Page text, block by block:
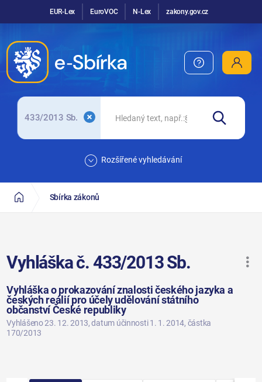
EUR-Lex EuroVOC N-Lex zakony.gov.cz
433/2013 Sb.
Rozšířené vyhledávání
Sbírka zákonů
Vyhláška č. 433/2013 Sb.
Vyhláška o prokazování znalosti českého jazyka a
českých reálií pro účely udělování státního
občanství České republiky
Vyhlášeno 23. 12. 2013, datum účinnosti 1. 1. 2014, částka
170/2013